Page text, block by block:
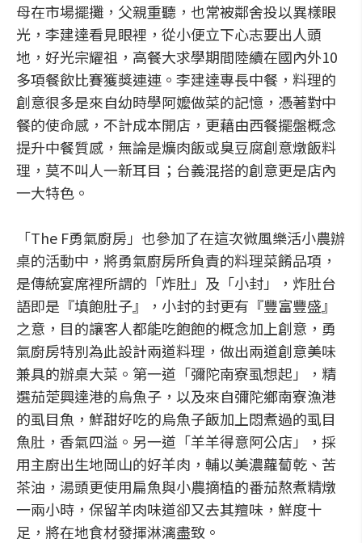
母在市場擺攤，父親重聽，也常被鄰舍投以異樣眼
光，李建達看見眼裡，從小便立下心志要出人頭
地，好光宗耀祖，高餐大求學期間陸續在國內外10
多項餐飲比賽獲獎連連。李建達專長中餐，料理的
創意很多是來自幼時學阿嬤做菜的記憶，憑著對中
餐的使命感，不計成本開店，更藉由西餐擺盤概念
提升中餐質感，無論是爌肉飯或臭豆腐創意燉飯料
理，莫不叫人一新耳目；台義混搭的創意更是店內
一大特色。
「The F勇氣廚房」也參加了在這次微風樂活小農辦
桌的活動中，將勇氣廚房所負責的料理菜餚品項，
是傳統宴席裡所謂的「炸肚」及「小封」，炸肚台
語即是『填飽肚子』，小封的封更有『豐富豐盛』
之意，目的讓客人都能吃飽飽的概念加上創意，勇
氣廚房特別為此設計兩道料理，做出兩道創意美味
兼具的辦桌大菜。第一道「彌陀南寮虱想起」，精
選茄萣興達港的烏魚子，以及來自彌陀鄉南寮漁港
的虱目魚，鮮甜好吃的烏魚子飯加上悶煮過的虱目
魚肚，香氣四溢。另一道「羊羊得意阿公店」，採
用主廚出生地岡山的好羊肉，輔以美濃蘿蔔乾、苦
茶油，湯頭更使用扁魚與小農摘植的番茄熬煮精燉
一兩小時，保留羊肉味道卻又去其羶味，鮮度十
足，將在地食材發揮淋漓盡致。